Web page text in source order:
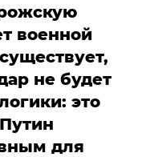
военной
не будет
это
для